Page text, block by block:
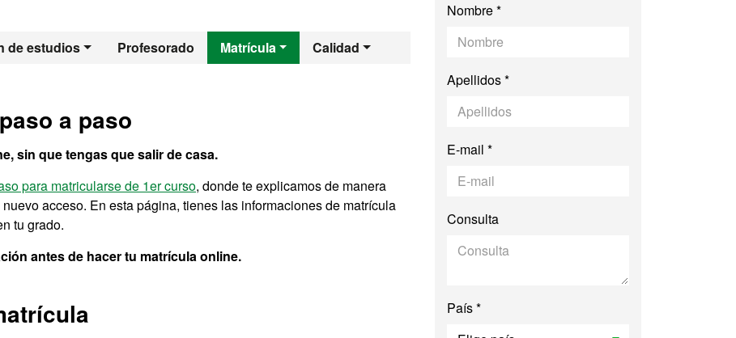
de estudios Profesorado Matrícula Calidad
Socioculturales de Género
a paso
sin que tengas que salir de casa.
para matricularse de 1er curso, donde te explicamos de manera
acceso. En esta página, tienes las informaciones de matrícula
tu grado.
antes de hacer tu matrícula online.
Nombre *
Apellidos *
E-mail *
Consulta
País *